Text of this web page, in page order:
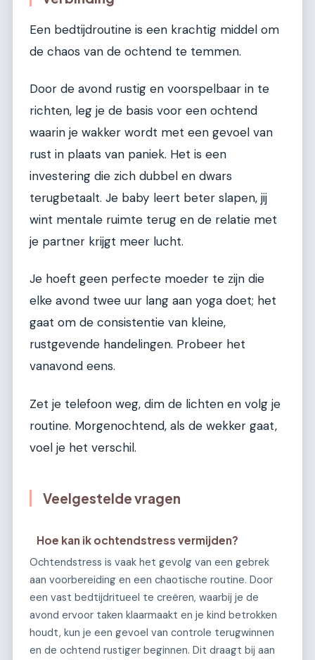
Een bedtijdroutine is een krachtig middel om
de chaos van de ochtend te temmen.
Door de avond rustig en voorspelbaar in te
richten, leg je de basis voor een ochtend
waarin je wakker wordt met een gevoel van
rust in plaats van paniek. Het is een
investering die zich dubbel en dwars
terugbetaalt. Je baby leert beter slapen, jij
wint mentale ruimte terug en de relatie met
je partner krijgt meer lucht.
Je hoeft geen perfecte moeder te zijn die
elke avond twee uur lang aan yoga doet; het
gaat om de consistentie van kleine,
rustgevende handelingen. Probeer het
vanavond eens.
Zet je telefoon weg, dim de lichten en volg je
routine. Morgenochtend, als de wekker gaat,
voel je het verschil.
Veelgestelde vragen
Hoe kan ik ochtendstress vermijden?
Ochtendstress is vaak het gevolg van een gebrek
aan voorbereiding en een chaotische routine. Door
een vast bedtijdritueel te creëren, waarbij je de
avond ervoor taken klaarmaakt en je kind betrokken
houdt, kun je een gevoel van controle terugwinnen
en de ochtend rustiger beginnen. Dit draagt bij aan